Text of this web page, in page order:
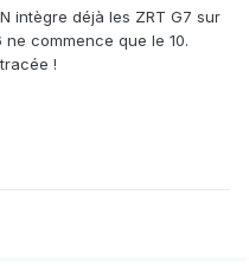
intègre déjà les ZRT G7 sur
ne commence que le 10.
!